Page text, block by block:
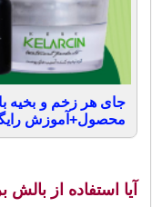
محصول+آموزش
آیا استفاده از